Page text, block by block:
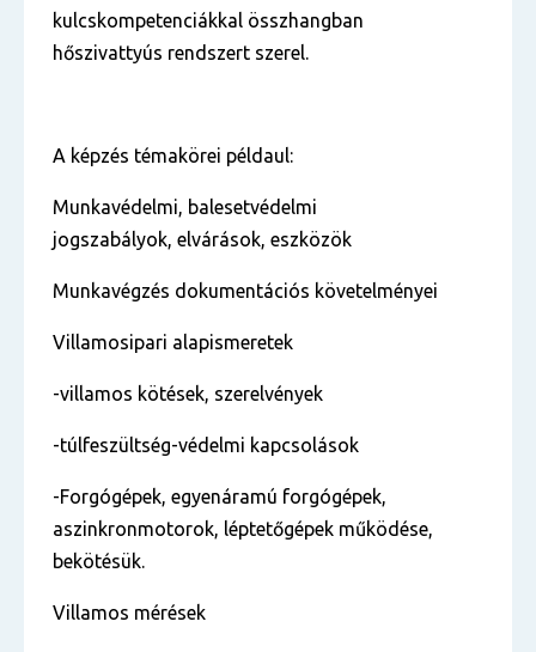
kulcskompetenciákkal összhangban
hőszivattyús rendszert szerel.
A képzés témakörei példaul:
Munkavédelmi, balesetvédelmi
jogszabályok, elvárások, eszközök
Munkavégzés dokumentációs követelményei
Villamosipari alapismeretek
-villamos kötések, szerelvények
-túlfeszültség-védelmi kapcsolások
-Forgógépek, egyenáramú forgógépek,
aszinkronmotorok, léptetőgépek működése,
bekötésük.
Villamos mérések